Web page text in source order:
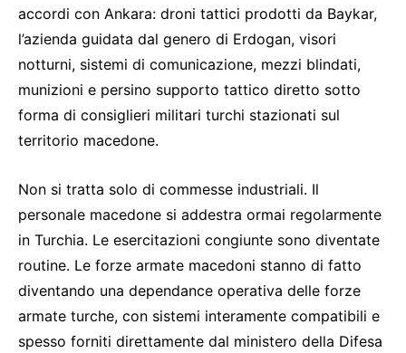
accordi con Ankara: droni tattici prodotti da Baykar,
l’azienda guidata dal genero di Erdogan, visori
notturni, sistemi di comunicazione, mezzi blindati,
munizioni e persino supporto tattico diretto sotto
forma di consiglieri militari turchi stazionati sul
territorio macedone.
Non si tratta solo di commesse industriali. Il
personale macedone si addestra ormai regolarmente
in Turchia. Le esercitazioni congiunte sono diventate
routine. Le forze armate macedoni stanno di fatto
diventando una dependance operativa delle forze
armate turche, con sistemi interamente compatibili e
spesso forniti direttamente dal ministero della Difesa